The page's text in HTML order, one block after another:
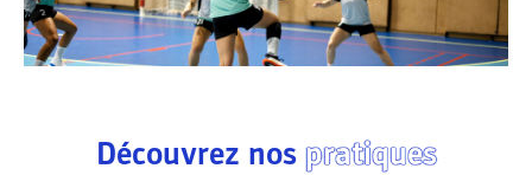
Découvrez nos pratiques